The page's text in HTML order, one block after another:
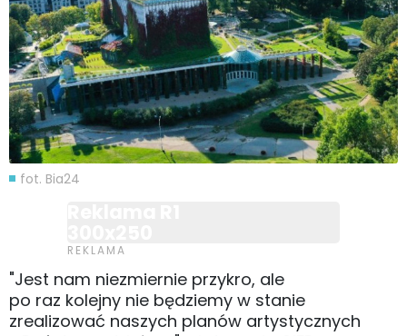
fot. Bia24
"Jest nam niezmiernie przykro, ale
po raz kolejny nie będziemy w stanie
zrealizować naszych planów artystycznych